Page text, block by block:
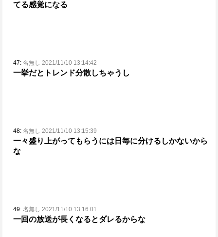
てる感覚になる
47: 名無し 2021/11/10 13:14:42
一挙だとトレンド分散しちゃうし
48: 名無し 2021/11/10 13:15:39
一々盛り上がってもらうには日毎に分けるしかないから
な
49: 名無し 2021/11/10 13:16:01
一回の放送が長くなるとダレるからな